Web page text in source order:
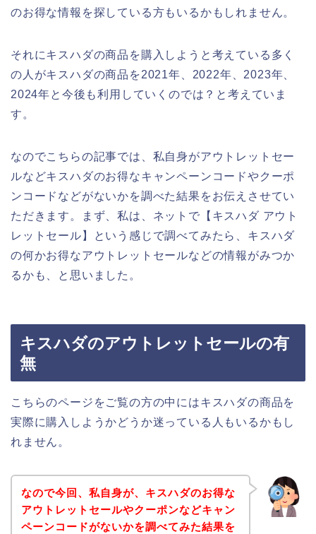
のお得な情報を探している方もいるかもしれません。
それにキスハダの商品を購入しようと考えている多く
の人がキスハダの商品を2021年、2022年、2023年、
2024年と今後も利用していくのでは？と考えていま
す。
なのでこちらの記事では、私自身がアウトレットセー
ルなどキスハダのお得なキャンペーンコードやクーポ
ンコードなどがないかを調べた結果をお伝えさせてい
ただきます。まず、私は、ネットで【キスハダ アウト
レットセール】という感じで調べてみたら、キスハダ
の何かお得なアウトレットセールなどの情報がみつか
るかも、と思いました。
キスハダのアウトレットセールの有
無
こちらのページをご覧の方の中にはキスハダの商品を
実際に購入しようかどうか迷っている人もいるかもし
れません。
なので今回、私自身が、キスハダのお得な
アウトレットセールやクーポンなどキャン
ペーンコードがないかを調べてみた結果を